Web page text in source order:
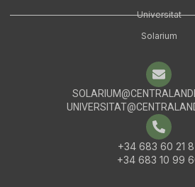
Universitat
Solarium
+34 683 60 21
+34 683 10 99